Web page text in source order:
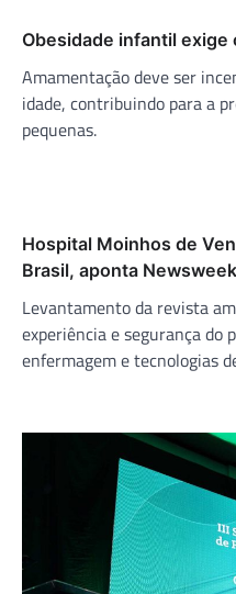
Obesidade infantil
Amamentação deve ser
idade, contribuindo para a
pequenas.
Hospital Moinhos de
Brasil, aponta Newsweek
Levantamento da revista
experiência e segurança do
enfermagem e tecnologias